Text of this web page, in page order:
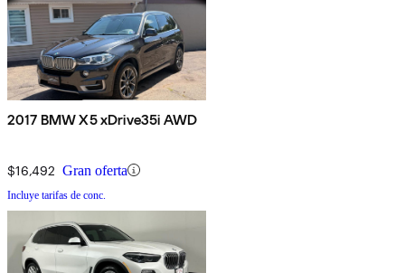
2017 BMW X5 xDrive35i AWD
$16,492 Gran oferta
Incluye tarifas de conc.